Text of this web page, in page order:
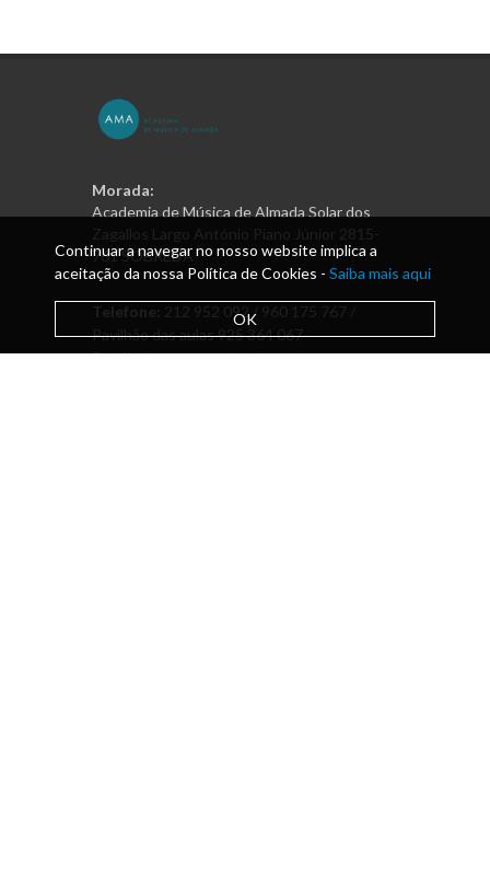
Morada:
Academia de Música de Almada Solar dos
Zagallos Largo António Piano Júnior 2815-
761 SOBREDA
Telefone:
212 952 092 / 960 175 767 /
Pavilhão das aulas 925 364 067
Email:direcao@academiamusica.pt
Continuar a navegar no nosso website implica a
aceitação da nossa Política de Cookies - Saiba mais aqui
OK